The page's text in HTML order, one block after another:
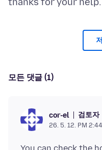
모든 댓글 (1)
cor-el 검토자
26. 5. 12. PM 2:44